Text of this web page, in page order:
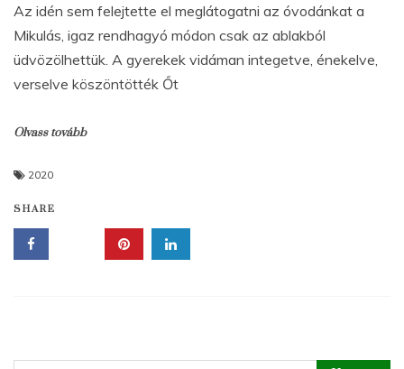
Az idén sem felejtette el meglátogatni az óvodánkat a
Mikulás, igaz rendhagyó módon csak az ablakból
üdvözölhettük. A gyerekek vidáman integetve, énekelve,
verselve köszöntötték Őt
Olvass tovább
2020
SHARE